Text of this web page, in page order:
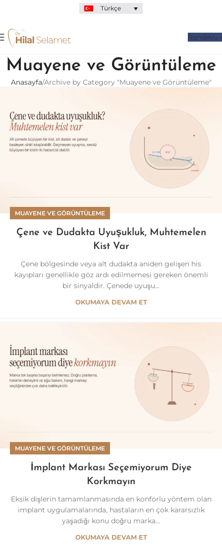
Türkçe
Randevu
Muayene ve Görüntüleme
Anasayfa Archive by Category "Muayene ve Görüntüleme"
MUAYENE VE GÖRÜNTÜLEME
Çene ve Dudakta Uyuşukluk, Muhtemelen
Kist Var
Çene bölgesinde veya alt dudakta aniden gelişen his
kayıpları genellikle göz ardı edilmemesi gereken önemli
bir sinyaldir. Çenede uyuşu...
OKUMAYA DEVAM ET
MUAYENE VE GÖRÜNTÜLEME
İmplant Markası Seçemiyorum Diye
Korkmayın
Eksik dişlerin tamamlanmasında en konforlu yöntem olan
implant uygulamalarında, hastaların en çok kararsızlık
yaşadığı konu doğru marka...
OKUMAYA DEVAM ET